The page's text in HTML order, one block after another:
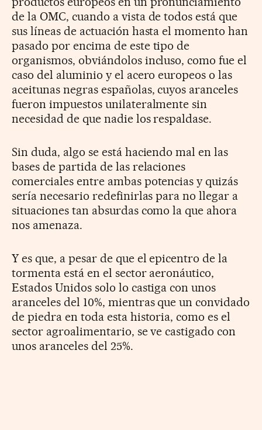
de la OMC, cuando a vista de todos está que
sus líneas de actuación hasta el momento han
pasado por encima de este tipo de
organismos, obviándolos incluso, como fue el
caso del aluminio y el acero europeos o las
aceitunas negras españolas, cuyos aranceles
fueron impuestos unilateralmente sin
necesidad de que nadie los respaldase.
Sin duda, algo se está haciendo mal en las
bases de partida de las relaciones
comerciales entre ambas potencias y quizás
sería necesario redefinirlas para no llegar a
situaciones tan absurdas como la que ahora
nos amenaza.
Y es que, a pesar de que el epicentro de la
tormenta está en el sector aeronáutico,
Estados Unidos solo lo castiga con unos
aranceles del 10%, mientras que un convidado
de piedra en toda esta historia, como es el
sector agroalimentario, se ve castigado con
unos aranceles del 25%.